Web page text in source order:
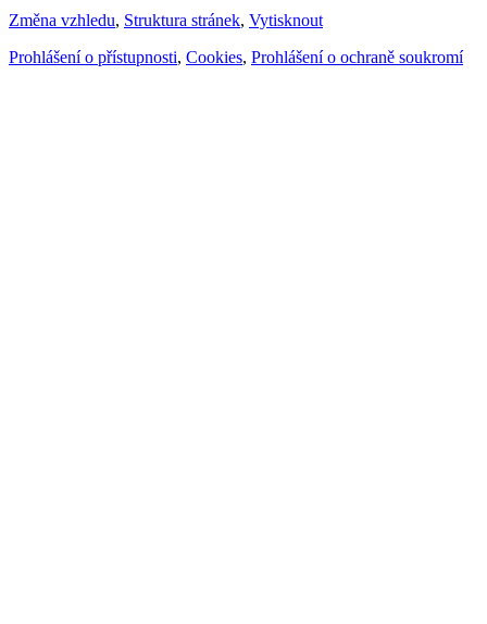
Změna vzhledu, Struktura stránek, Vytisknout
Prohlášení o přístupnosti, Cookies, Prohlášení o ochraně soukromí